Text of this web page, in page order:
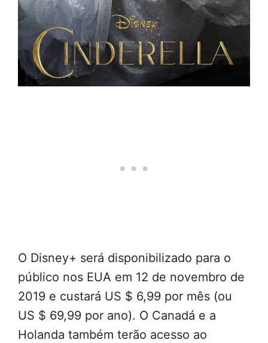
O Disney+ será disponibilizado para o
público nos EUA em 12 de novembro de
2019 e custará US $ 6,99 por mês (ou
US $ 69,99 por ano). O Canadá e a
Holanda também terão acesso ao